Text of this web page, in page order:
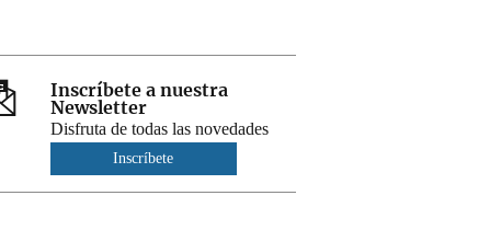
Inscríbete a nuestra
Newsletter
Disfruta de todas las novedades
Inscríbete